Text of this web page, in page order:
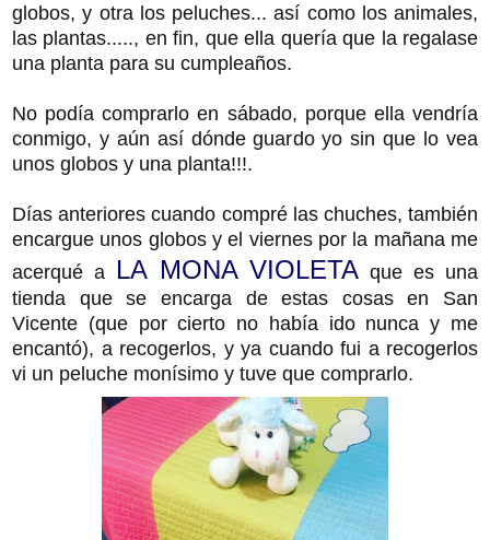
globos, y otra los peluches... así como los animales,
las plantas....., en fin, que ella quería que la regalase
una planta para su cumpleaños.
No podía comprarlo en sábado, porque ella vendría
conmigo, y aún así dónde guardo yo sin que lo vea
unos globos y una planta!!!.
Días anteriores cuando compré las chuches, también
encargue unos globos y el viernes por la mañaname
acerqué a LA MONA VIOLETA que es una
tienda que se encarga de estas cosas en San
Vicente (que por cierto no había ido nunca y me
encantó), a recogerlos, y ya cuando fui a recogerlos
vi un peluche monísimo y tuve que comprarlo.